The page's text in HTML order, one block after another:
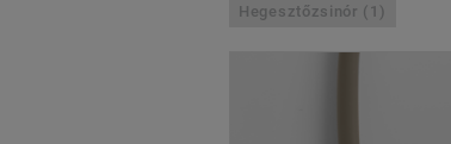
Hegesztőzsinór (1)